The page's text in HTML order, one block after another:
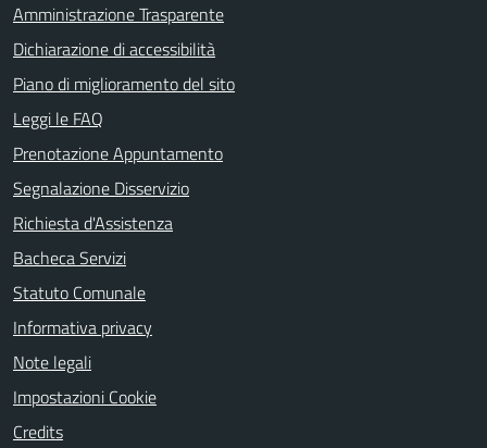
Amministrazione Trasparente
Dichiarazione di accessibilità
Piano di miglioramento del sito
Leggi le FAQ
Prenotazione Appuntamento
Segnalazione Disservizio
Richiesta d'Assistenza
Bacheca Servizi
Statuto Comunale
Informativa privacy
Note legali
Impostazioni Cookie
Credits